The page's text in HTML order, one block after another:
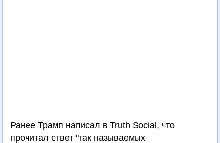
Ранее Трамп написал в Truth Social, что
прочитал ответ "так называемых